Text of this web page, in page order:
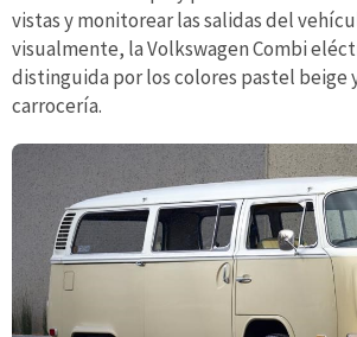
vistas y monitorear las salidas del
visualmente, la Volkswagen Combi
distinguida por los colores pastel beige
carrocería.